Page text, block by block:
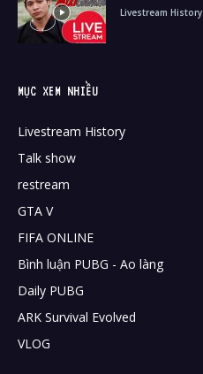
Livestream History
MỤC XEM NHIỀU
Livestream History
Talk show
restream
GTA V
FIFA ONLINE
Bình luận PUBG - Ao làng
Daily PUBG
ARK Survival Evolved
VLOG